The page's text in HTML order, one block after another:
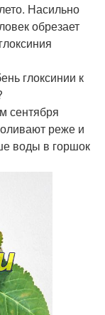
Насильно
обрезает
глоксинии к
сентября
реже и
воды в горшок